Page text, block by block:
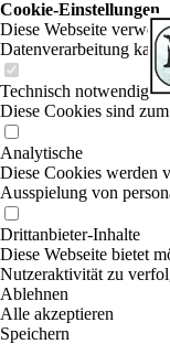
Cookie-Einstellungen
Diese Webseite
Datenverarbeitung
Technisch notwendige
Diese Cookies sind
Analytische
Diese Cookies werden
Ausspielung von
Drittanbieter-Inhalte
Diese Webseite bietet
Nutzeraktivität zu
Ablehnen
Alle akzeptieren
Speichern